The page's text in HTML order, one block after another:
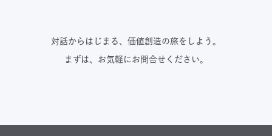
対話からはじまる、価値創造の旅をしよう。
まずは、お気軽にお問合せください。